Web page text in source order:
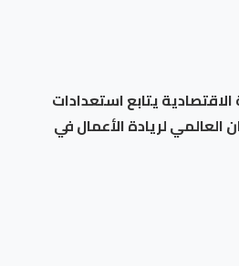
يتابع استعدادات
لريادة الأعمال في